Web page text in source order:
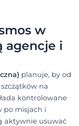
w
agencje i
planuje, by od
na
kontrolowane
po misjach i
aktywnie usuwać